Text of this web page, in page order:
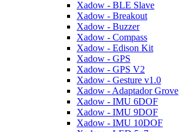
Xadow - BLE Slave
Xadow - Breakout
Xadow - Buzzer
Xadow - Compass
Xadow - Edison Kit
Xadow - GPS
Xadow - GPS V2
Xadow - Gesture v1.0
Xadow - Adaptador Grove
Xadow - IMU 6DOF
Xadow - IMU 9DOF
Xadow - IMU 10DOF